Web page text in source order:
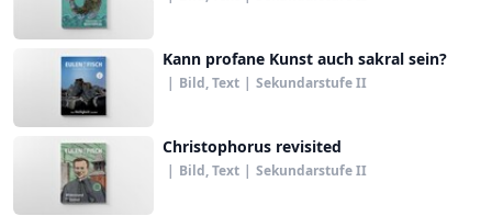
Kann profane Kunst auch sakral sein?
| Bild, Text | Sekundarstufe II
Christophorus revisited
| Bild, Text | Sekundarstufe II